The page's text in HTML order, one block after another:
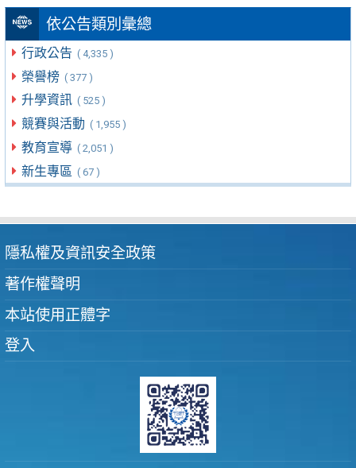
依公告類別彙總
行政公告 ( 4,335 )
榮譽榜 ( 377 )
升學資訊 ( 525 )
競賽與活動 ( 1,955 )
教育宣導 ( 2,051 )
新生專區 ( 67 )
隱私權及資訊安全政策
著作權聲明
本站使用正體字
登入